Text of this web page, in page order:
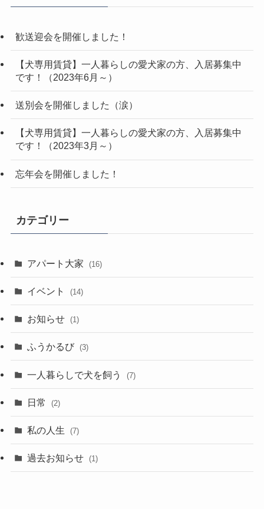
歓送迎会を開催しました！
【犬専用賃貸】一人暮らしの愛犬家の方、入居募集中
です！（2023年6月～）
送別会を開催しました（涙）
【犬専用賃貸】一人暮らしの愛犬家の方、入居募集中
です！（2023年3月～）
忘年会を開催しました！
カテゴリー
アパート大家 (16)
イベント (14)
お知らせ (1)
ふうかるび (3)
一人暮らしで犬を飼う (7)
日常 (2)
私の人生 (7)
過去お知らせ (1)